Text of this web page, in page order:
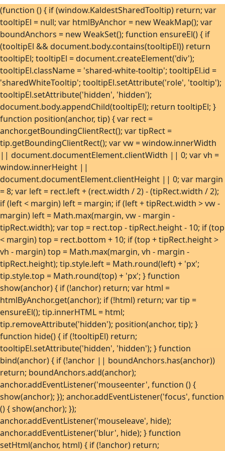
Uke 44
-0,1°C 29. okt. 2018
Uke 45
-1,1°C 9. nov. 2019
Uke 46
-1,6°C 20. nov. 2022
Uke 47
-4,8°C 22. nov. 2024
Uke 48
-5,6°C 28. nov. 2023
Uke 49
-4,5°C 6. des. 2021
Uke 50
-4,2°C 17. des. 2017
Uke 51
-4,5°C
24. des. 2021
Uke 52
-2,7°C 27. des. 2021
Uke 53
-0,4°C 2. jan. 2021
(function () { if (window.KaldestSharedTooltip) return; var
tooltipEl = null; var htmlByAnchor = new WeakMap(); var
boundAnchors = new WeakSet(); function ensureEl() { if
(tooltipEl && document.body.contains(tooltipEl)) return
tooltipEl; tooltipEl = document.createElement('div');
tooltipEl.className = 'shared-white-tooltip'; tooltipEl.id =
'sharedWhiteTooltip'; tooltipEl.setAttribute('role', 'tooltip');
tooltipEl.setAttribute('hidden', 'hidden');
document.body.appendChild(tooltipEl); return tooltipEl; }
function position(anchor, tip) { var rect =
anchor.getBoundingClientRect(); var tipRect =
tip.getBoundingClientRect(); var vw = window.innerWidth
|| document.documentElement.clientWidth || 0; var vh =
window.innerHeight ||
document.documentElement.clientHeight || 0; var margin
= 8; var left = rect.left + (rect.width / 2) - (tipRect.width / 2);
if (left < margin) left = margin; if (left + tipRect.width > vw -
margin) left = Math.max(margin, vw - margin -
tipRect.width); var top = rect.top - tipRect.height - 10; if (top
< margin) top = rect.bottom + 10; if (top + tipRect.height >
vh - margin) top = Math.max(margin, vh - margin -
tipRect.height); tip.style.left = Math.round(left) + 'px';
tip.style.top = Math.round(top) + 'px'; } function
show(anchor) { if (!anchor) return; var html =
htmlByAnchor.get(anchor); if (!html) return; var tip =
ensureEl(); tip.innerHTML = html;
tip.removeAttribute('hidden'); position(anchor, tip); }
function hide() { if (!tooltipEl) return;
tooltipEl.setAttribute('hidden', 'hidden'); } function
bind(anchor) { if (!anchor || boundAnchors.has(anchor))
return; boundAnchors.add(anchor);
anchor.addEventListener('mouseenter', function () {
show(anchor); }); anchor.addEventListener('focus', function
() { show(anchor); });
anchor.addEventListener('mouseleave', hide);
anchor.addEventListener('blur', hide); } function
setHtml(anchor, html) { if (!anchor) return;